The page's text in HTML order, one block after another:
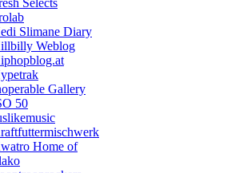
Slimane Diary
Weblog
Gallery
50
Home of